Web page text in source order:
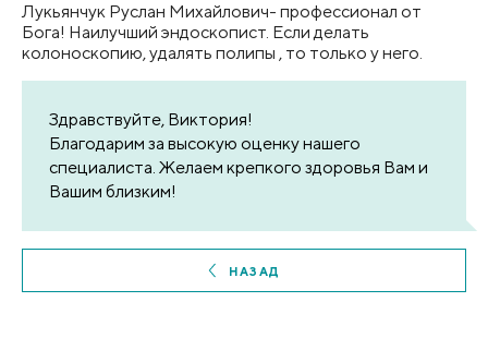
Лукьянчук Руслан Михайлович- профессионал от
Бога! Наилучший эндоскопист. Если делать
колоноскопию, удалять полипы , то только у него.
Здравствуйте, Виктория!
Благодарим за высокую оценку нашего
специалиста. Желаем крепкого здоровья Вам и
Вашим близким!
НАЗАД